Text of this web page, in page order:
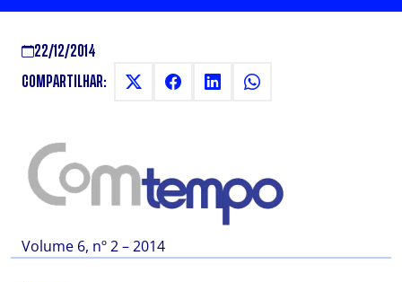
22/12/2014
COMPARTILHAR:
Volume 6, nº 2 – 2014